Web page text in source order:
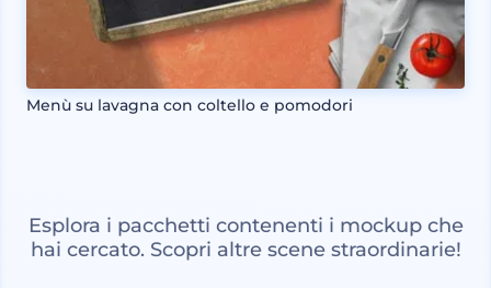
Menù su lavagna con coltello e pomodori
Esplora i pacchetti contenenti i mockup che
hai cercato. Scopri altre scene straordinarie!